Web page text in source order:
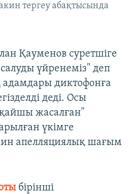
тергеу абақтысында
Қауменов суретшіге
үйренеміз" деп
адамдары диктофонға
деді. Осы
жасалған"
үкімге
апелляциялық шағым
бірінші